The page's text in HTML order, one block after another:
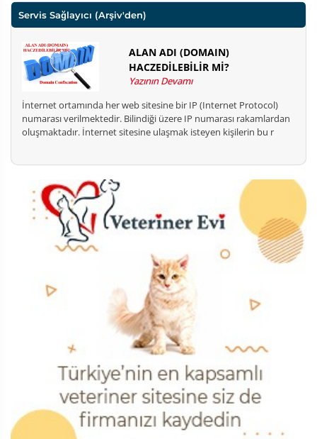
Servis Sağlayıcı (Arşiv'den)
ALAN ADI (DOMAIN)
HACZEDİLEBİLİR Mİ?
Yazının Devamı
İnternet ortamında her web sitesine bir IP (Internet Protocol)
numarası verilmektedir. Bilindiği üzere IP numarası rakamlardan
oluşmaktadır. İnternet sitesine ulaşmak isteyen kişilerin bu r